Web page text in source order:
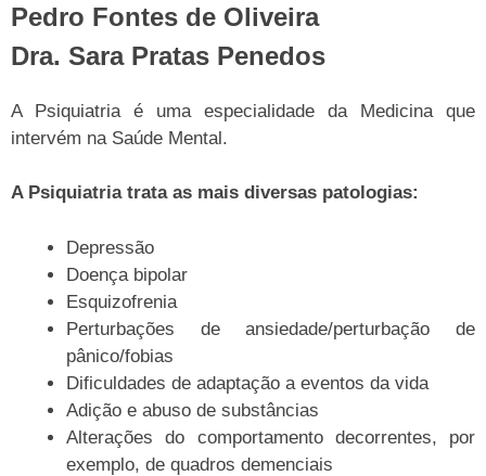
Pedro Fontes de Oliveira
Dra. Sara Pratas Penedos
A Psiquiatria é uma especialidade da Medicina que
intervém na Saúde Mental.
A Psiquiatria trata as mais diversas patologias:
Depressão
Doença bipolar
Esquizofrenia
Perturbações de ansiedade/perturbação de
pânico/fobias
Dificuldades de adaptação a eventos da vida
Adição e abuso de substâncias
Alterações do comportamento decorrentes, por
exemplo, de quadros demenciais